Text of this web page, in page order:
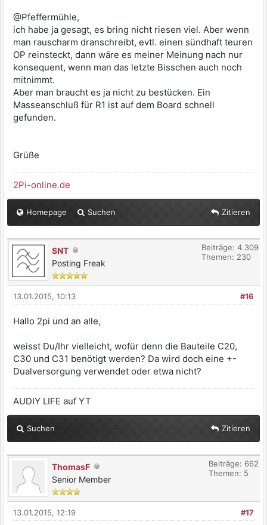
@Pfeffermühle,
ich habe ja gesagt, es bring nicht riesen viel. Aber wenn
man rauscharm dranschreibt, evtl. einen sündhaft teuren
OP reinsteckt, dann wäre es meiner Meinung nach nur
konsequent, wenn man das letzte Bisschen auch noch
mitnimmt.
Aber man braucht es ja nicht zu bestücken. Ein
Masseanschluß für R1 ist auf dem Board schnell
gefunden.
Grüße
2Pi-online.de
Homepage Suchen Zitieren
SNT
Posting Freak
Beiträge: 4.309
Themen: 230
#16
13.01.2015, 10:13
Hallo 2pi und an alle,
weisst Du/Ihr vielleicht, wofür denn die Bauteile C20,
C30 und C31 benötigt werden? Da wird doch eine +-
Dualversorgung verwendet oder etwa nicht?
AUDIY LIFE auf YT
Suchen Zitieren
ThomasF
Senior Member
Beiträge: 662
Themen: 5
#17
13.01.2015, 12:19